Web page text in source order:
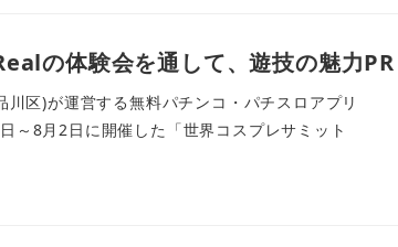
の体験会を通して、遊技の魅力PR
区)が運営する無料パチンコ・パチスロアプリ
～8月2日に開催した「世界コスプレサミット